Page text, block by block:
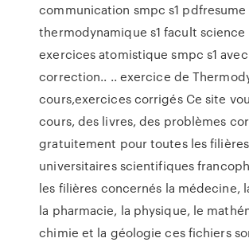
communication smpc s1 pdfresume
thermodynamique s1 facult science
exercices atomistique smpc s1 avec
correction.. .. exercice de
cours,exercices corrigés Ce site
cours, des livres, des problèmes
gratuitement pour toutes les filières
universitaires scientifiques
les filières concernés la médecine,
la pharmacie, la physique, le
chimie et la géologie ces fichiers